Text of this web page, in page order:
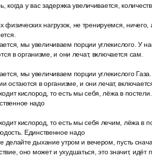
когда у вас задержка увеличивается,
нагрузок, не тренируемся, ничего,
мы увеличиваем порции углекислого. У
в организме, и они лечат, включается сам.
мы увеличиваем порции углекислого
остаются в организме, и они лечат,
кислород, то есть мы себя, лёжа в
надо
кислород, то есть мы себя лечим, лёжа в
Единственное надо
делайте дыхание утром и вечером, пусть
оно может и ухудшаться, это значит, идёт